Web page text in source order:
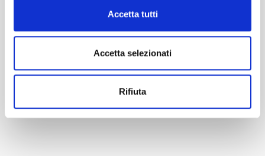
Accetta tutti
Accetta selezionati
Rifiuta